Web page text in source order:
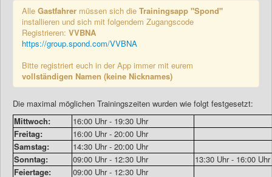
Alle Gastfahrer müssen sich die Trainingsapp "Spond"
installieren und sich mit folgendem Zugangscode
Registrieren: VVBNA
https://group.spond.com/VVBNA
Bitte registriert euch in der App immer mit eurem
vollständigen Namen (keine Nicknames)
Die maximal möglichen Trainingszeiten wurden wie folgt festgesetzt:
Mittwoch:
16:00 Uhr - 19:30 Uhr
Freitag:
16:00 Uhr - 20:00 Uhr
Samstag:
14:30 Uhr - 20:00 Uhr
Sonntag:
09:00 Uhr - 12:30 Uhr
13:30 Uhr - 16:00 Uhr
Feiertage:
09:00 Uhr - 12:30 Uhr